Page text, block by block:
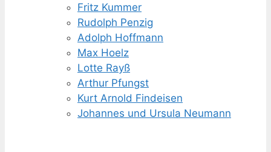
Fritz Kummer
Rudolph Penzig
Adolph Hoffmann
Max Hoelz
Lotte Rayß
Arthur Pfungst
Kurt Arnold Findeisen
Johannes und Ursula Neumann